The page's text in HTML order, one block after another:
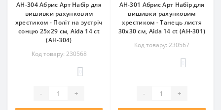
AH-304 Абрис Арт Набір для
вишивки рахунковим
хрестиком - Політ на зустріч
сонцю 25x29 см, Aida 14 ct
(АН-304)
Код товару: 230568
- +
AH-301 Абрис Арт Набір для
вишивки рахунковим
хрестиком - Танець листя
30x30 см, Aida 14 ct (АН-301)
Код товару: 230567
- +